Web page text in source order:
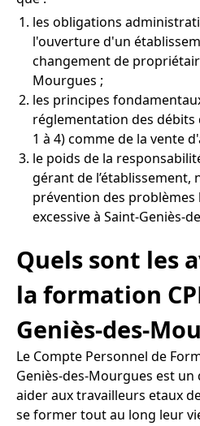
les obligations
l'ouverture d'un
changement de
Mourgues ;
les principes
réglementation des débits
1 à 4) comme de la vente
le poids de la
gérant de
prévention des problèmes
excessive à Saint-Geniès-
Quels sont les
la formation
Geniès-des-
Le Compte Personnel de
Geniès-des-Mourgues est
aider aux travailleurs etaux
se former tout au long leur